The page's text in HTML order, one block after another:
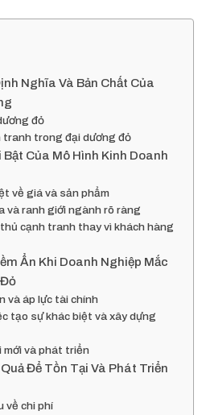
Nghĩa Và Bản Chất Của
đỏ
tranh trong đại dương đỏ
Của Mô Hình Kinh Doanh
về giá và sản phẩm
và ranh giới ngành rõ ràng
cạnh tranh thay vì khách hàng
Ẩn Khi Doanh Nghiệp Mắc
và áp lực tài chính
tạo sự khác biệt và xây dựng
mới và phát triển
Để Tồn Tại Và Phát Triển
về chi phí